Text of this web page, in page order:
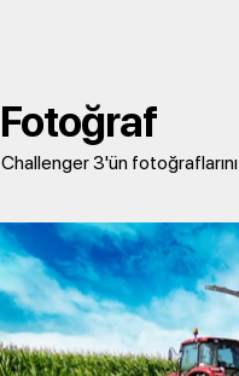
Fotoğraf
Challenger 3'ün fotoğraflarını